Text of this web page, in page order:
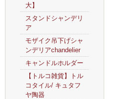
大】
スタンドシャンデリ
ア
モザイク吊下げシャ
ンデリアchandelier
キャンドルホルダー
【トルコ雑貨】トル
コタイル/ キュタフ
ヤ陶器